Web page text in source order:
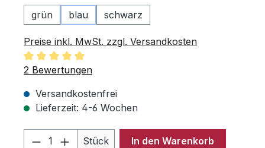
grün
blau schwarz
Preise inkl. MwSt. zzgl. Versandkosten
Durchschnittliche Bewertung von 5 von 5 Sternen
2 Bewertungen
Versandkostenfrei
Lieferzeit: 4-6 Wochen
Produkt Anzahl: Gib den
Stück In den Warenkorb